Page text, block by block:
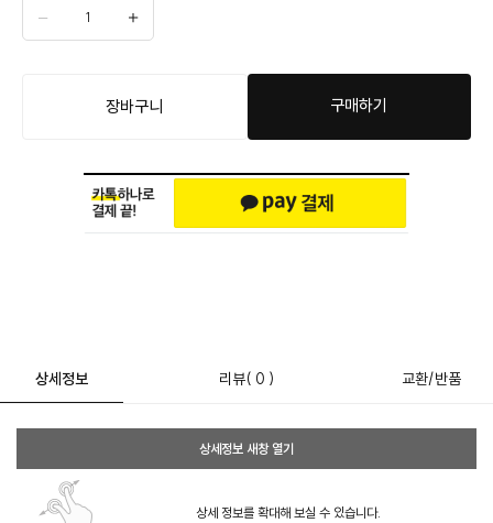
장바구니 구매하기
상세정보 리뷰( 0 ) 교환/반품
상세정보 새창 열기
상세 정보를 확대해 보실 수 있습니다.